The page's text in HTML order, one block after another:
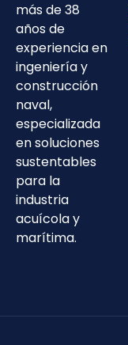
más de 38
años de
experiencia en
ingeniería y
construcción
naval,
especializada
en soluciones
sustentables
para la
industria
acuícola y
marítima.